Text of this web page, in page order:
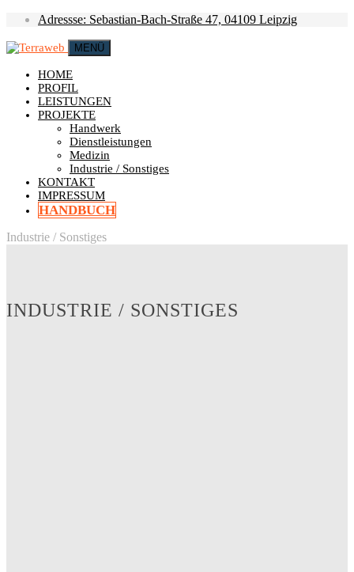
Adressse: Sebastian-Bach-Straße 47, 04109 Leipzig
MENÜ
HOME
PROFIL
LEISTUNGEN
PROJEKTE
Handwerk
Dienstleistungen
Medizin
Industrie / Sonstiges
KONTAKT
IMPRESSUM
HANDBUCH
Industrie / Sonstiges
INDUSTRIE / SONSTIGES